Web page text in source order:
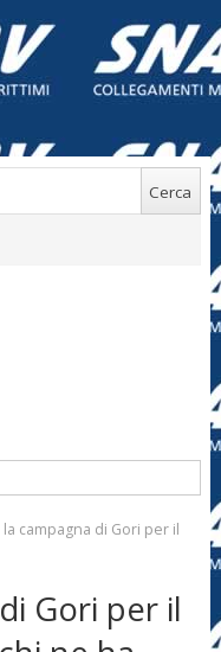
la campagna di Gori per il
Gori per il